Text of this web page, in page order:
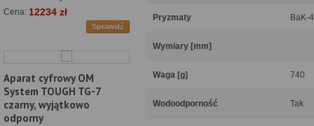
Cena: 12234 zł
Sprawdź
Aparat cyfrowy OM
System TOUGH TG-7
czarny, wyjątkowo
odporny
Pryzmaty BaK-
Wymiary [mm]
Waga [g] 740
Wodoodporność Tak